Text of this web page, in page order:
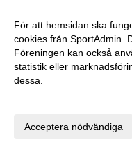
Ordförande har ordet…
Högadals IS-Sölvesborg GIF U
Intervju med Martin Håkansson
Inför Sölvesborg GIF U
Sportlovskul med Högadal!
För att hemsidan ska
cookies från SportAdmin.
Föreningen kan också
statistik eller
dessa.
Acceptera nödvändiga